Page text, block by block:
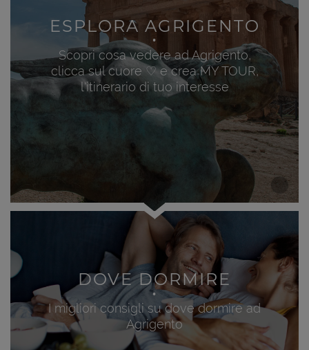
ESPLORA AGRIGENTO
Scopri cosa vedere ad Agrigento,
clicca sul cuore ♡ e crea MY TOUR,
l'itinerario di tuo interesse
DOVE DORMIRE
I migliori consigli su dove dormire ad
Agrigento